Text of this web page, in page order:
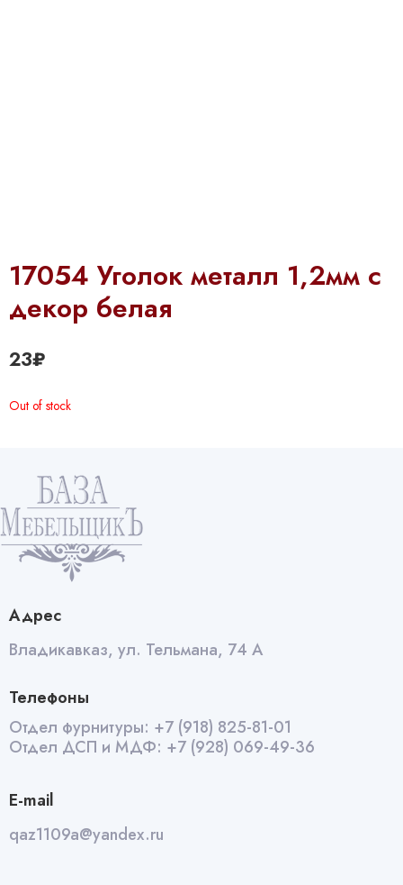
17054 Уголок металл 1,2мм с
декор белая
23₽
Out of stock
Адрес
Владикавказ, ул. Тельмана, 74 А
Телефоны
Отдел фурнитуры: +7 (918) 825-81-01
Отдел ДСП и МДФ: +7 (928) 069-49-36
E-mail
qaz1109a@yandex.ru